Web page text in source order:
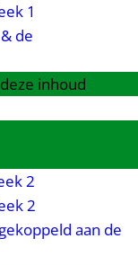
1
de
inhoud
2
2
aan de